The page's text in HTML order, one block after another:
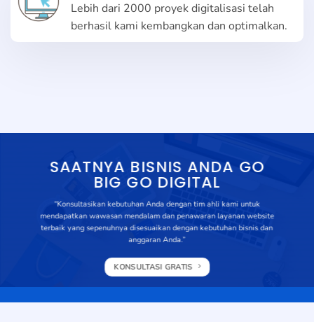
Lebih dari 2000 proyek digitalisasi telah
berhasil kami kembangkan dan optimalkan.
SAATNYA BISNIS ANDA GO
BIG GO DIGITAL
“Konsultasikan kebutuhan Anda dengan tim ahli kami untuk
mendapatkan wawasan mendalam dan penawaran layanan website
terbaik yang sepenuhnya disesuaikan dengan kebutuhan bisnis dan
anggaran Anda.”
KONSULTASI GRATIS